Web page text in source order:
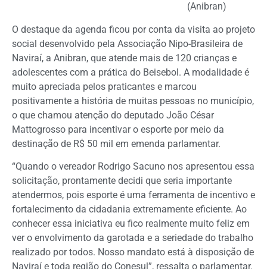
(Anibran)
O destaque da agenda ficou por conta da visita ao projeto
social desenvolvido pela Associação Nipo-Brasileira de
Naviraí, a Anibran, que atende mais de 120 crianças e
adolescentes com a prática do Beisebol. A modalidade é
muito apreciada pelos praticantes e marcou
positivamente a história de muitas pessoas no município,
o que chamou atenção do deputado João César
Mattogrosso para incentivar o esporte por meio da
destinação de R$ 50 mil em emenda parlamentar.
“Quando o vereador Rodrigo Sacuno nos apresentou essa
solicitação, prontamente decidi que seria importante
atendermos, pois esporte é uma ferramenta de incentivo e
fortalecimento da cidadania extremamente eficiente. Ao
conhecer essa iniciativa eu fico realmente muito feliz em
ver o envolvimento da garotada e a seriedade do trabalho
realizado por todos. Nosso mandato está à disposição de
Naviraí e toda região do Conesul”, ressalta o parlamentar.